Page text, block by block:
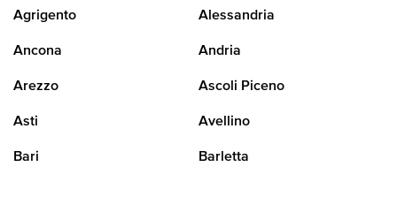
Agrigento Alessandria
Ancona Andria
Arezzo Ascoli Piceno
Asti Avellino
Bari Barletta